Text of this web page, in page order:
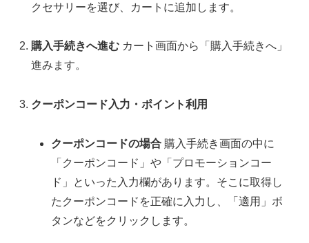
クセサリーを選び、カートに追加します。
購入手続きへ進む カート画面から「購入手続きへ」
進みます。
クーポンコード入力・ポイント利用
クーポンコードの場合 購入手続き画面の中に
「クーポンコード」や「プロモーションコー
ド」といった入力欄があります。そこに取得し
たクーポンコードを正確に入力し、「適用」ボ
タンなどをクリックします。